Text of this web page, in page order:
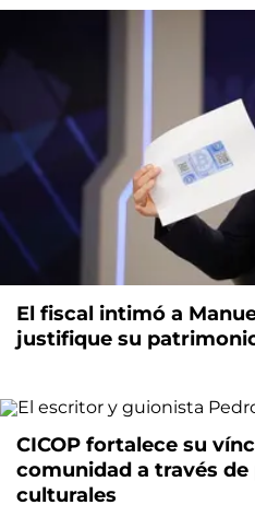
El fiscal intimó a
justifique su
CICOP fortalece su
comunidad a través
culturales